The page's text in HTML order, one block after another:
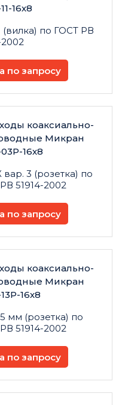
16х8
(вилка) по ГОСТ РВ
2002
по запросу
коаксиально-
Микран
16х8
вар. 3 (розетка) по
51914-2002
по запросу
коаксиально-
Микран
16х8
мм (розетка) по
51914-2002
по запросу